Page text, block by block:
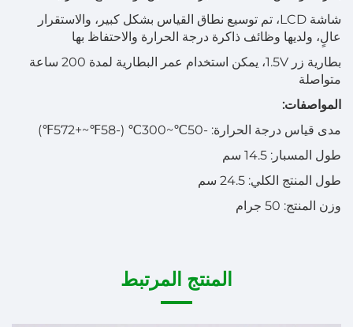
شاشة LCD، تم توسيع نطاق القياس بشكل كبير، والاستقرار
عالٍ، ولديها وظائف ذاكرة درجة الحرارة والاحتفاظ بها
بطارية زر 1.5V، يمكن استخدام عمر البطارية لمدة 200 ساعة
متواصلة
المواصفات:
مدى قياس درجة الحرارة: -50℃~300℃ (-58℉~+572℉)
طول المسبار: 14.5 سم
طول المنتج الكلي: 24.5 سم
وزن المنتج: 50 جرام
المنتج المرتبط